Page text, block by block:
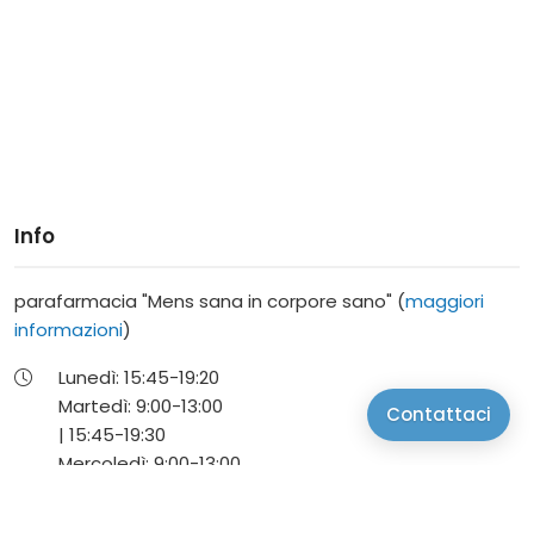
Contattaci
Info
parafarmacia "Mens sana in corpore sano" (maggiori
informazioni)
Lunedì:15:45-19:20
Martedì:9:00-13:00
|15:45-19:30
Mercoledì:9:00-13:00